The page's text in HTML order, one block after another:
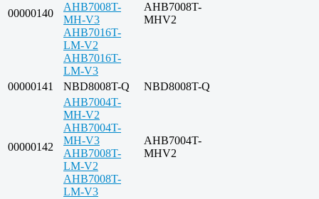
00000140
AHB7008T-
MH-V3
AHB7016T-
LM-V2
AHB7016T-
LM-V3
AHB7008T-
MHV2
00000141 NBD8008T-Q NBD8008T-Q
00000142
AHB7004T-
MH-V2
AHB7004T-
MH-V3
AHB7008T-
LM-V2
AHB7008T-
LM-V3
AHB7004T-
MHV2